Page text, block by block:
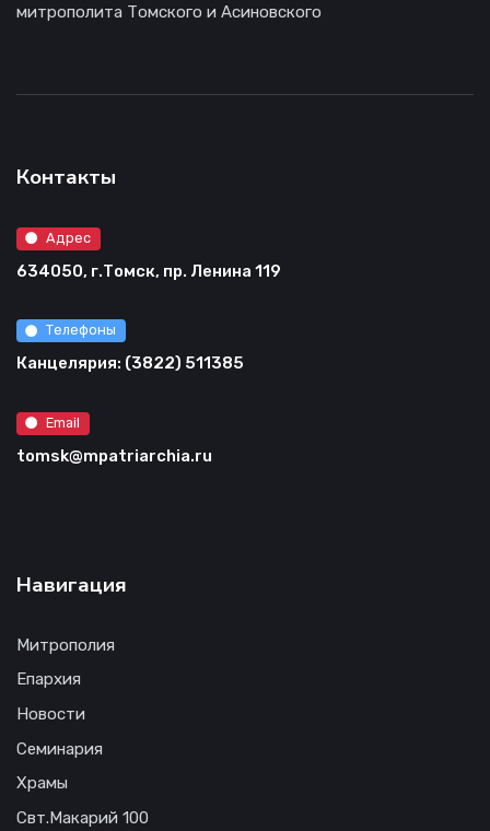
митрополита Томского и Асиновского
Контакты
Адрес
634050, г.Томск, пр. Ленина 119
Телефоны
Канцелярия: (3822) 511385
Email
tomsk@mpatriarchia.ru
Навигация
Митрополия
Епархия
Новости
Семинария
Храмы
Свт.Макарий 100